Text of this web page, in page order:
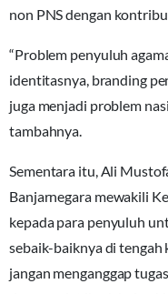
non PNS dengan
“Problem penyuluh
identitasnya, branding
juga menjadi problem
tambahnya.
Sementara itu, Ali
Banjarnegara mewakili
kepada para penyuluh
sebaik-baiknya di tengah
jangan menganggap